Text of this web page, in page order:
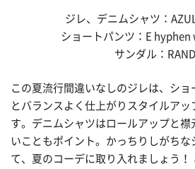
ジレ、デニムシャツ：
ショートパンツ：E
サンダル：
この夏流行間違いなしのジレは、ショ
とバランスよく仕上がりスタイルアッ
す。デニムシャツはロールアップと襟
いこともポイント。かっちりしがちな
て、夏のコーデに取り入れましょう！